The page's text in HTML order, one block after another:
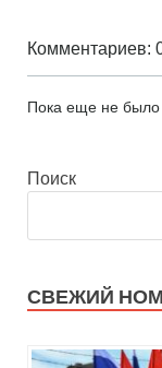
Комментариев:
Пока еще не было
Поиск
СВЕЖИЙ